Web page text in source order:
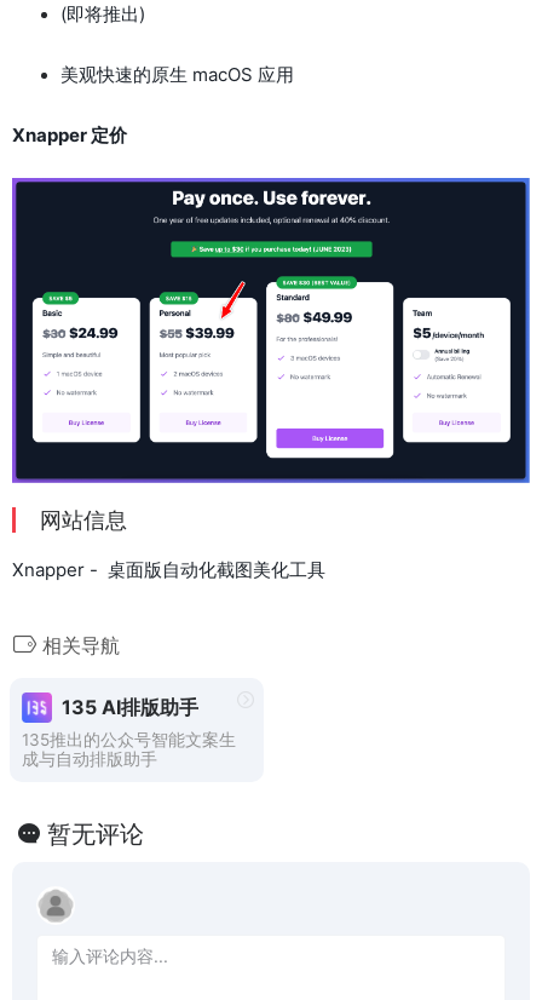
(即将推出)
美观快速的原生 macOS 应用
Xnapper 定价
网站信息
Xnapper - 桌面版自动化截图美化工具
相关导航
135 AI排版助手
135推出的公众号智能文案生
成与自动排版助手
暂无评论